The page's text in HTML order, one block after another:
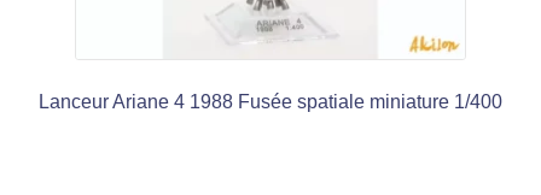
Lanceur Ariane 4 1988 Fusée spatiale miniature 1/400